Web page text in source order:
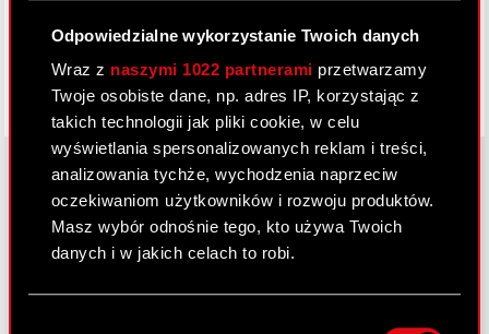
Odpowiedzialne wykorzystanie Twoich danych
Wraz z naszymi 1022 partnerami przetwarzamy
Twoje osobiste dane, np. adres IP, korzystając z
takich technologii jak pliki cookie, w celu
wyświetlania spersonalizowanych reklam i treści,
analizowania tychże, wychodzenia naprzeciw
oczekiwaniom użytkowników i rozwoju produktów.
Masz wybór odnośnie tego, kto używa Twoich
danych i w jakich celach to robi.
O CD PROJEKT
Grupa Kapitałowa